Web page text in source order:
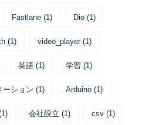
Fastlane (1) Dio (1)
(1) video_player (1)
英語 (1) 学習 (1)
ーション (1) Arduino (1)
1) 会社設立 (1) csv (1)